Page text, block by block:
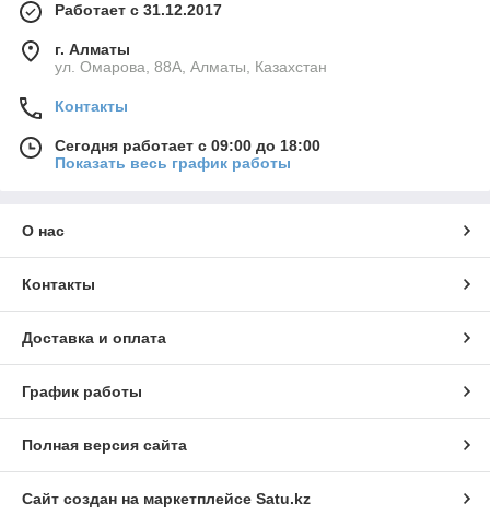
Работает с 31.12.2017
г. Алматы
ул. Омарова, 88А, Алматы, Казахстан
Контакты
Сегодня работает с 09:00 до 18:00
Показать весь график работы
О нас
Контакты
Доставка и оплата
График работы
Полная версия сайта
Сайт создан на маркетплейсе Satu.kz